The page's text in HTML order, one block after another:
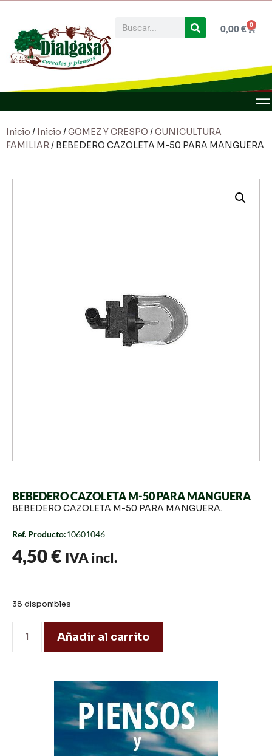
0,00€ 0
Inicio / Inicio /GOMEZ Y CRESPO /CUNICULTURA
FAMILIAR/ BEBEDERO CAZOLETA M-50 PARA MANGUERA
BEBEDERO CAZOLETA M-50 PARA MANGUERA
BEBEDERO CAZOLETA M-50 PARA MANGUERA.
Ref. Producto:10601046
4,50€ IVA incl.
38 disponibles
Añadir al carrito